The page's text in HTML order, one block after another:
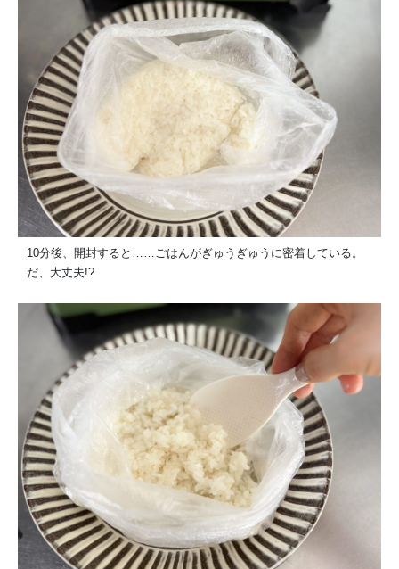
10分後、開封すると……ごはんがぎゅうぎゅうに密着している。
だ、大丈夫!?